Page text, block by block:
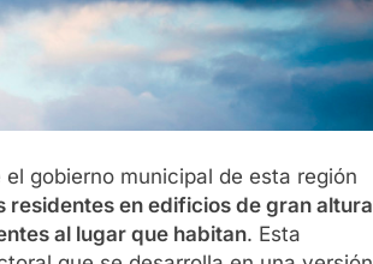
gobierno municipal de esta región
residentes en edificios de gran altura
al lugar que habitan. Esta